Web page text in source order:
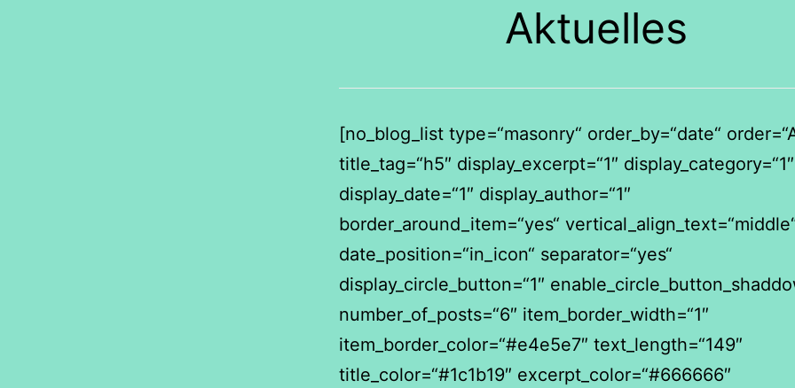
Aktuelles
[no_blog_list type=“masonry“ order_by=“date“
title_tag=“h5″ display_excerpt=“1″ display_category=“1″
display_date=“1″ display_author=“1″
border_around_item=“yes“
date_position=“in_icon“ separator=“yes“
display_circle_button=“1″
number_of_posts=“6″ item_border_width=“1″
item_border_color=“#e4e5e7″ text_length=“149″
title_color=“#1c1b19″ excerpt_color=“#666666″